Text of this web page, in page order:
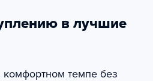
в лучшие
темпе без